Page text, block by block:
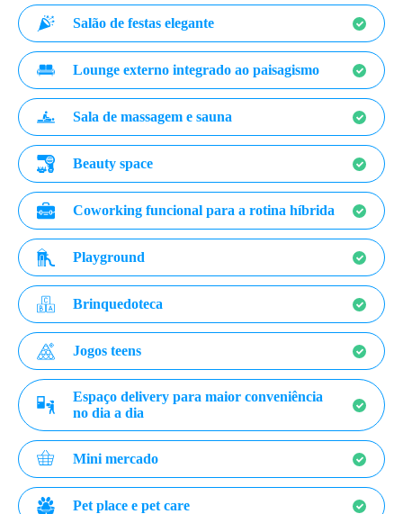
Salão de festas elegante
Lounge externo integrado ao paisagismo
Sala de massagem e sauna
Beauty space
Coworking funcional para a rotina híbrida
Playground
Brinquedoteca
Jogos teens
Espaço delivery para maior conveniência
no dia a dia
Mini mercado
Pet place e pet care